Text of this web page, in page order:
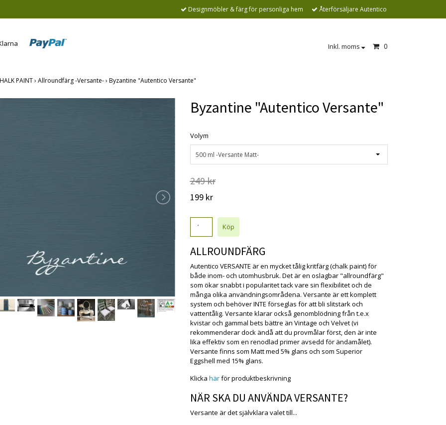
Designmöbler & färg för personliga hem Återförsäljare Autentico
Inkl. moms 0
PAINT› Allroundfärg -Versante-› Byzantine "Autentico Versante"
Byzantine "Autentico Versante"
Volym
500 ml -Versante Matt-
249 kr
199 kr
ALLROUNDFÄRG
Autentico VERSANTE är en mycket tålig kritfärg (chalk paint) för
både inom- och utomhusbruk. Det är en oslagbar "allroundfärg"
som ökar snabbt i popularitet tack vare sin flexibilitet och de
många olika användningsområdena. Versante är ett komplett
system och behöver INTE förseglas för att bli slitstark och
vattentålig. Versante klarar också genomblödning från t.e.x
kvistar och gammal bets bättre än Vintage och Velvet (vi
rekommenderar dock ändå att du provmålar först, den är inte
lika effektiv som en renodlad primer avsedd för ändamålet).
Versante finns som Matt med 5% glans och som Superior
Eggshell med 15% glans.
Klicka härför produktbeskrivning
NÄR SKA DU ANVÄNDA VERSANTE?
Versante är det självklara valet till...